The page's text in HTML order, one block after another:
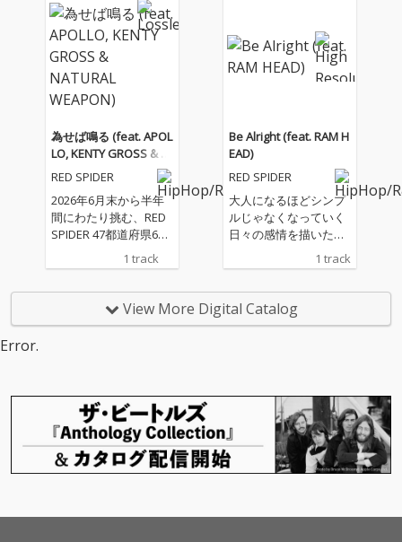
やすくなった概念 そん
な"VIBRATION"整えて
いく一枚を作りたくて
丁寧に一つ一つの工程
を積み重ねました。
今や3分で生成できる
音楽ですが、 旅をし、
足を運び、出逢い奏で
られた音 抱擁、別離、
葛藤や気づきから生ま
れた言葉 テンポ、呼
吸、声、幸せな音色や
涙の音色 豊かな彩り
の"VIBRATION"を味わ
して、あわよくばあな
波や震えを見つめれる
きっかけにお役立てて
る為の曲、 本音を吐き
出す曲、眠れる曲、 涙
を流しきれる曲、など
心を綺麗に洗い流せる
全16曲の旅が詰まって
NATURAL WEAPONを
迎え、カエルスタジオ
のメンバー全員で作り
直結型のダンスホー
ル・アンセム。イント
ロから始まる咆哮のよ
うなフックは、初めて
聴いた瞬間からライブ
会場の景色を彷彿とさ
せる。 前面に押し出さ
メとフィルを多用した
しで展開していくサウ
ンドは、まるで最終決
える」と畳みかけるフ
ックには、これから始
まる全国60カ所への覚
悟がにじむ。 “世の中
変える”カエルスタジオ
為せば鳴る (feat. APOL
LO, KENTY GROSS & N
ATURAL WEAPON)
RED SPIDER
2026年6月末から半年
間にわたり挑む、RED
SPIDER 47都道府県60
カ所ワンマンツアー20
26 -為せば鳴る、鳴ら
のテーマソング。 APO
LLO、KENTY GROSS、
の幕開けを告げる現場
直結型のダンスホー
ル・アンセム。イント
ロから始まる咆哮のよ
うなフックは、初めて
1 track
Be Alright (feat. RAM H
EAD)
RED SPIDER
大人になるほどシンプ
ルじゃなくなっていく
日々の感情を描いたミ
ディアムチューン。 生
活や環境が変わってい
り続けていた想いを“今
のRAM HEADだからこ
響く、伸びやかなメロ
ディと温かみのある声
が、その言葉により深
い説得力を与えてい
る。 時に立ち止まりな
1 track
View More Digital Catalog
Error.